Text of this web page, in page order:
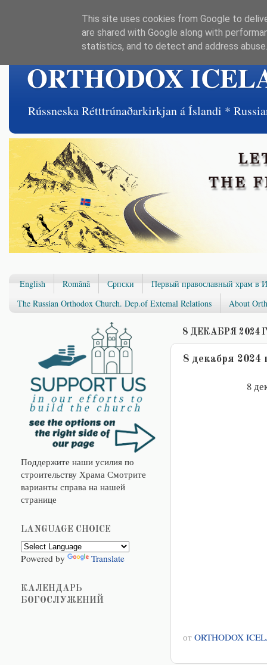
ORTHODOX
Rússneska Rétttrúnaðarkirkjan á Íslandi *
English Română Српски
Первый православный храм в
The Russian Orthodox Church. Dep.of Extemal Relations
About
8 ДЕКАБРЯ 2024
8 декабря 2024
8
от ORTHODOX
Поддержите наши усилия по
строительству Храма Смотрите
варианты справа на нашей
странице
LANGUAGE CHOICE
Powered by Translate
КАЛЕНДАРЬ
БОГОСЛУЖЕНИЙ
This site uses cookies from Google to
are shared with Google along with
statistics, and to detect and address abuse.